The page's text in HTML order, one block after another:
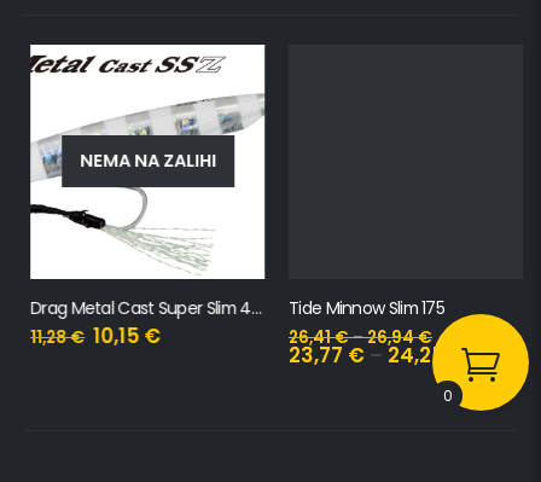
NEMA NA ZALIHI
Drag Metal Cast Super Slim 40gr
11,28€ 10,15€
Tide Minnow Slim 175
26,41€–26,94€
23,77 €– 24,25
0